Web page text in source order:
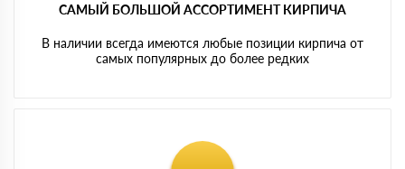
САМЫЙ БОЛЬШОЙ АССОРТИМЕНТ КИРПИЧА
В наличии всегда имеются любые позиции кирпича от
самых популярных до более редких